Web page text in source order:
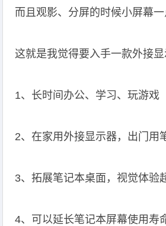
而且观影、分屏的时候小屏幕
这就是我觉得要入手一款外接
1、长时间办公、学习、玩游戏
2、在家用外接显示器，出门用
3、拓展笔记本桌面，视觉体验
4、可以延长笔记本屏幕使用寿